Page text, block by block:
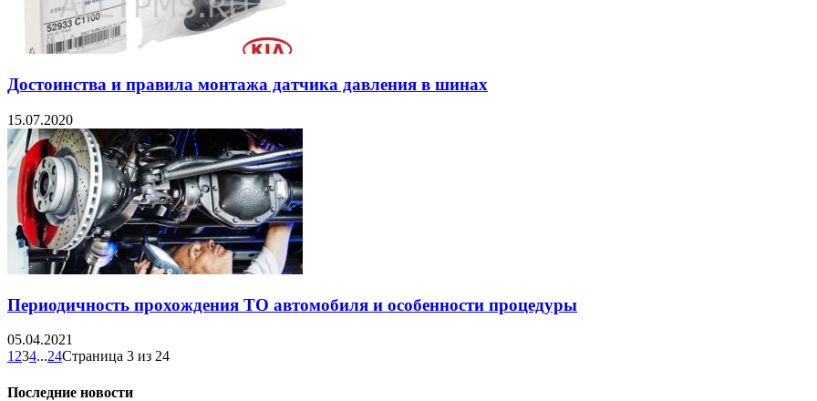
Достоинства и правила монтажа датчика давления в шинах
15.07.2020
Периодичность прохождения ТО автомобиля и особенности процедуры
05.04.2021
1 234...24Страница 3 из 24
Последние новости